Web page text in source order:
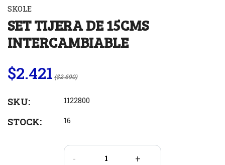
SKOLE
SET TIJERA DE 15CMS
INTERCAMBIABLE
$2.421 ($2.690)
SKU: 1122800
STOCK: 16
- +